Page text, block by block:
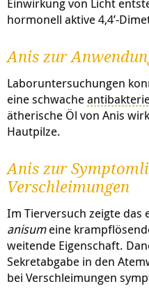
hormonell aktive 4,4’-
Anis zur
Laboruntersuchungen
eine schwache
ätherische Öl von Anis
Hautpilze.
Anis zur
Verschleimungen
Im Tierversuch zeigte das
anisumeine
weitende Eigenschaft.
Sekretabgabe in den
bei Verschleimungen